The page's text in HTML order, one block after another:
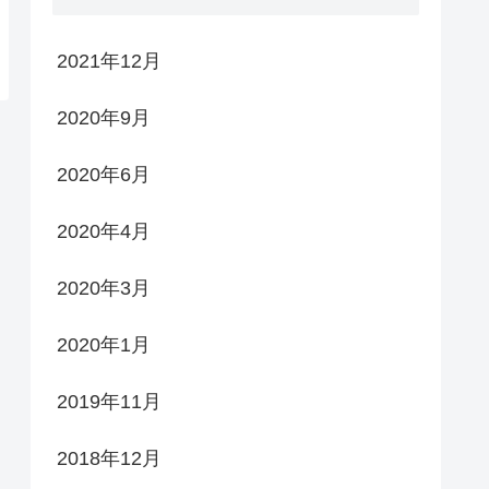
2021年12月
2020年9月
2020年6月
2020年4月
2020年3月
2020年1月
2019年11月
2018年12月